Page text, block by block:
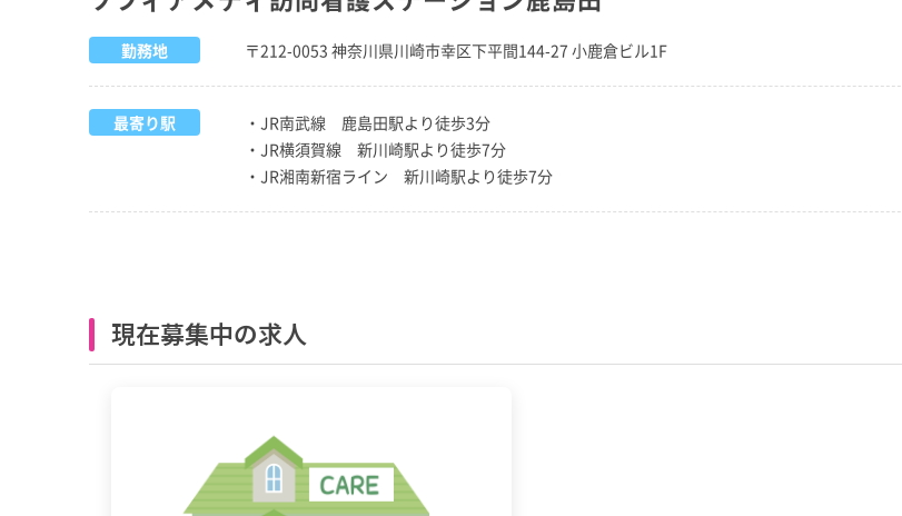
勤務地 〒212-0053 神奈川県川崎市幸区下平間144-27 小鹿倉ビル1F
最寄り駅
・JR南武線 鹿島田駅より徒歩3分
・JR横須賀線 新川崎駅より徒歩7分
・JR湘南新宿ライン 新川崎駅より徒歩7分
現在募集中の求人